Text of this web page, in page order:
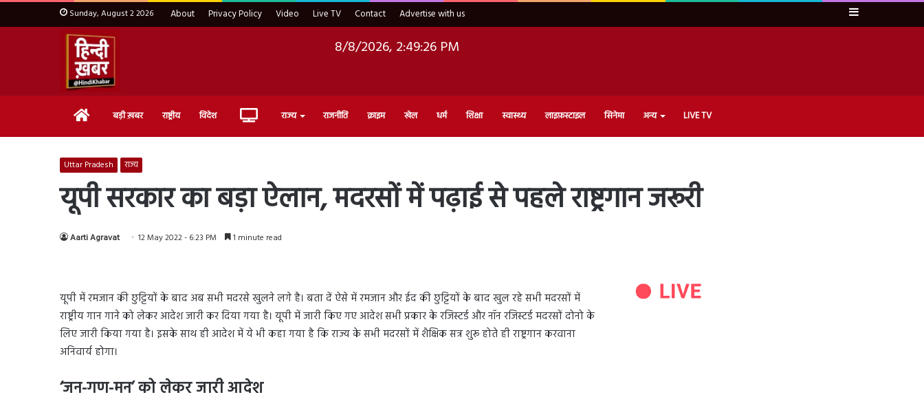
Sunday, August 2 2026 About Privacy Policy Video Live TV Contact Advertise with us Sidebar
8/8/2026, 2:49:28 PM
Home बड़ी ख़बर राष्ट्रीय विदेश Live राज्य राजनीति क्राइम खेल धर्म शिक्षा स्वास्थ्य लाइफ़स्टाइल सिनेमा अन्य LIVE TV
Uttar Pradesh राज्य
यूपी सरकार का बड़ा ऐलान, मदरसों में पढ़ाई से पहले राष्ट्रगान जरूरी
Aarti Agravat 12 May 2022 - 6:23 PM 1 minute read
यूपी में रमजान की छुट्टियों के बाद अब सभी मदरसे खुलने लगे है। बता दें ऐसे में रमजान और ईद की छुट्टियों के बाद खुल रहे सभी मदरसों में
राष्ट्रीय गान गाने को लेकर आदेश जारी कर दिया गया है। यूपी में जारी किए गए आदेश सभी प्रकार के रजिस्टर्ड और नॉन रजिस्टर्ड मदरसों दोनो के
लिए जारी किया गया है। इसके साथ ही आदेश में ये भी कहा गया है कि राज्य के सभी मदरसों में शैक्षिक सत्र शुरू होते ही राष्ट्रगान करवाना
अनिवार्य होगा।
‘जन-गण-मन’ को लेकर जारी आदेश